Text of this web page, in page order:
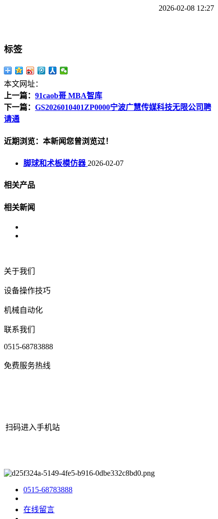
2026-02-08 12:27
标签
本文网址：
上一篇： 91caob哥 MBA智库
下一篇： GS2026010401ZP0000宁波广慧传媒科技无限公司聘
请通
近期浏览：本新闻您曾浏览过！
脚球和术板模仿器 2026-02-07
相关产品
相关新闻
关于我们
设备操作技巧
机械自动化
联系我们
0515-68783888
免费服务热线
扫码进入手机站
0515-68783888
在线留言